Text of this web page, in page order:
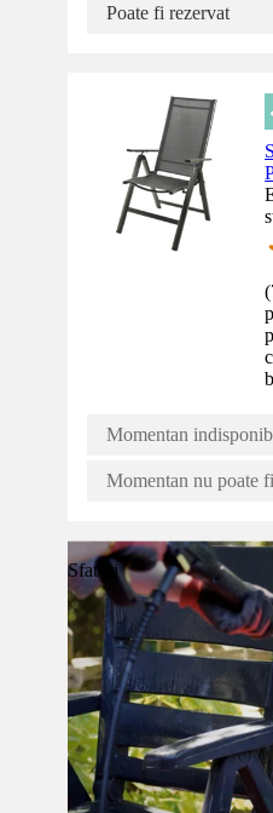
Poate fi rezervat
(
Momentan
Momentan nu poate
Sfaturi